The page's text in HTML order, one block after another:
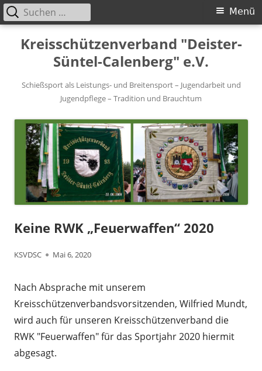
Kreisschützenverband "Deister-
Süntel-Calenberg" e.V.
Schießsport als Leistungs- und Breitensport – Jugendarbeit und
Jugendpflege – Tradition und Brauchtum
Primäres
Menü
Menü
Suchen
nach:
Keine RWK „Feuerwaffen“ 2020
Autor
KSVDSC
Veröffentlicht
Mai 6, 2020
Nach Absprache mit unserem
Kreisschützenverbandsvorsitzenden, Wilfried Mundt,
wird auch für unseren Kreisschützenverband die
RWK "Feuerwaffen" für das Sportjahr 2020 hiermit
abgesagt.